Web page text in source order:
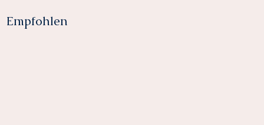
Empfohlen